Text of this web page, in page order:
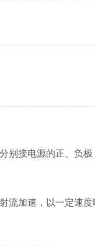
接电源的正、负极
流加速，以一定速